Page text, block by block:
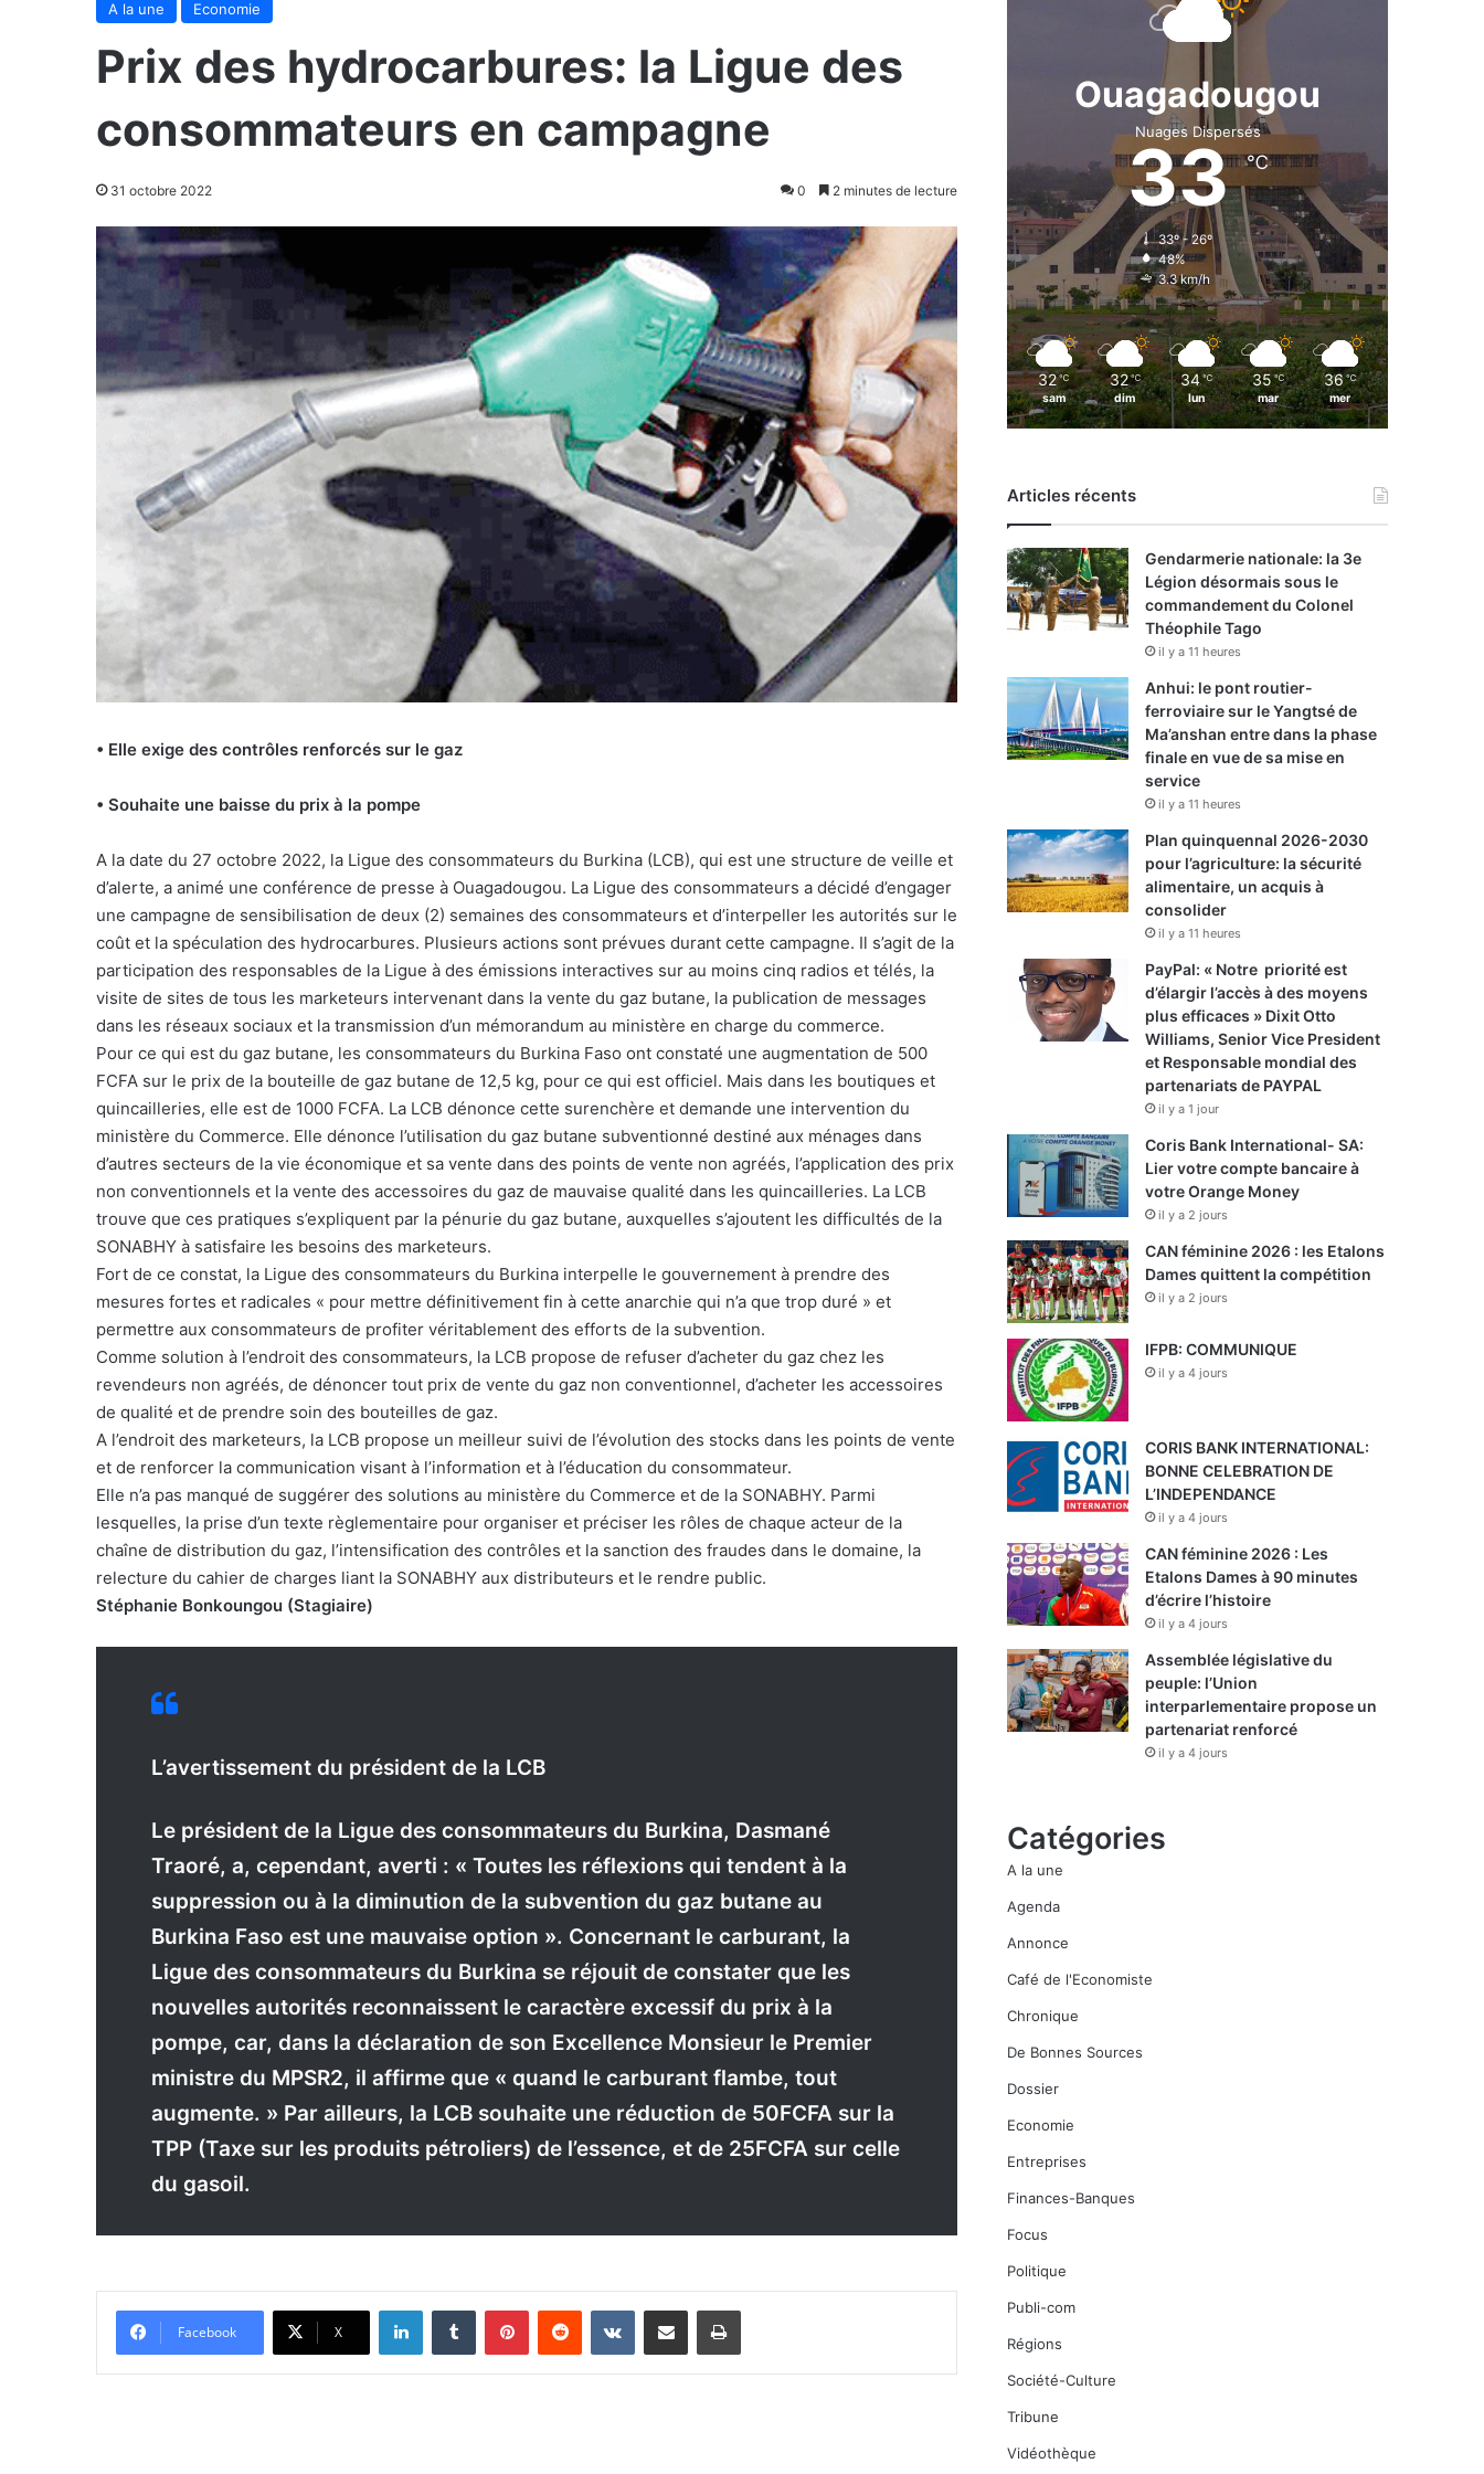
A la une Economie
Prix des hydrocarbures: la Ligue des
consommateurs en campagne
31 octobre 2022 0 2 minutes de lecture
• Elle exige des contrôles renforcés sur le gaz
• Souhaite une baisse du prix à la pompe
A la date du 27 octobre 2022, la Ligue des consommateurs du Burkina (LCB), qui est une structure de veille et
d’alerte, a animé une conférence de presse à Ouagadougou. La Ligue des consommateurs a décidé d’engager
une campagne de sensibilisation de deux (2) semaines des consommateurs et d’interpeller les autorités sur le
coût et la spéculation des hydrocarbures. Plusieurs actions sont prévues durant cette campagne. Il s’agit de la
participation des responsables de la Ligue à des émissions interactives sur au moins cinq radios et télés, la
visite de sites de tous les marketeurs intervenant dans la vente du gaz butane, la publication de messages
dans les réseaux sociaux et la transmission d’un mémorandum au ministère en charge du commerce.
Pour ce qui est du gaz butane, les consommateurs du Burkina Faso ont constaté une augmentation de 500
FCFA sur le prix de la bouteille de gaz butane de 12,5 kg, pour ce qui est officiel. Mais dans les boutiques et
quincailleries, elle est de 1000 FCFA. La LCB dénonce cette surenchère et demande une intervention du
ministère du Commerce. Elle dénonce l’utilisation du gaz butane subventionné destiné aux ménages dans
d’autres secteurs de la vie économique et sa vente dans des points de vente non agréés, l’application des prix
non conventionnels et la vente des accessoires du gaz de mauvaise qualité dans les quincailleries. La LCB
trouve que ces pratiques s’expliquent par la pénurie du gaz butane, auxquelles s’ajoutent les difficultés de la
SONABHY à satisfaire les besoins des marketeurs.
Fort de ce constat, la Ligue des consommateurs du Burkina interpelle le gouvernement à prendre des
mesures fortes et radicales « pour mettre définitivement fin à cette anarchie qui n’a que trop duré » et
permettre aux consommateurs de profiter véritablement des efforts de la subvention.
Comme solution à l’endroit des consommateurs, la LCB propose de refuser d’acheter du gaz chez les
revendeurs non agréés, de dénoncer tout prix de vente du gaz non conventionnel, d’acheter les accessoires
de qualité et de prendre soin des bouteilles de gaz.
A l’endroit des marketeurs, la LCB propose un meilleur suivi de l’évolution des stocks dans les points de vente
et de renforcer la communication visant à l’information et à l’éducation du consommateur.
Elle n’a pas manqué de suggérer des solutions au ministère du Commerce et de la SONABHY. Parmi
lesquelles, la prise d’un texte règlementaire pour organiser et préciser les rôles de chaque acteur de la
chaîne de distribution du gaz, l’intensification des contrôles et la sanction des fraudes dans le domaine, la
relecture du cahier de charges liant la SONABHY aux distributeurs et le rendre public.
Stéphanie Bonkoungou (Stagiaire)
L’avertissement du président de la LCB
Le président de la Ligue des consommateurs du Burkina, Dasmané
Traoré, a, cependant, averti : « Toutes les réflexions qui tendent à la
suppression ou à la diminution de la subvention du gaz butane au
Burkina Faso est une mauvaise option ». Concernant le carburant, la
Ligue des consommateurs du Burkina se réjouit de constater que les
nouvelles autorités reconnaissent le caractère excessif du prix à la
pompe, car, dans la déclaration de son Excellence Monsieur le Premier
ministre du MPSR2, il affirme que « quand le carburant flambe, tout
augmente. » Par ailleurs, la LCB souhaite une réduction de 50FCFA sur la
TPP (Taxe sur les produits pétroliers) de l’essence, et de 25FCFA sur celle
du gasoil.
Facebook X
Ouagadougou
Nuages Dispersés
33℃
33º - 26º
48%
3.3 km/h
32 ℃
sam
32 ℃
dim
34 ℃
lun
35 ℃
mar
36 ℃
mer
Articles récents
Gendarmerie nationale: la 3e
Légion désormais sous le
commandement du Colonel
Théophile Tago
il y a 11 heures
Anhui: le pont routier-
ferroviaire sur le Yangtsé de
Ma’anshan entre dans la phase
finale en vue de sa mise en
service
il y a 11 heures
Plan quinquennal 2026-2030
pour l’agriculture: la sécurité
alimentaire, un acquis à
consolider
il y a 11 heures
PayPal: « Notre priorité est
d’élargir l’accès à des moyens
plus efficaces » Dixit Otto
Williams, Senior Vice President
et Responsable mondial des
partenariats de PAYPAL
il y a 1 jour
Coris Bank International- SA:
Lier votre compte bancaire à
votre Orange Money
il y a 2 jours
CAN féminine 2026 : les Etalons
Dames quittent la compétition
il y a 2 jours
IFPB: COMMUNIQUE
il y a 4 jours
CORIS BANK INTERNATIONAL:
BONNE CELEBRATION DE
L’INDEPENDANCE
il y a 4 jours
CAN féminine 2026 : Les
Etalons Dames à 90 minutes
d’écrire l’histoire
il y a 4 jours
Assemblée législative du
peuple: l’Union
interparlementaire propose un
partenariat renforcé
il y a 4 jours
Catégories
A la une
Agenda
Annonce
Café de l'Economiste
Chronique
De Bonnes Sources
Dossier
Economie
Entreprises
Finances-Banques
Focus
Politique
Publi-com
Régions
Société-Culture
Tribune
Vidéothèque